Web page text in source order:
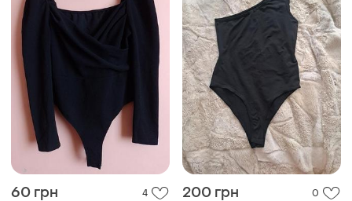
60 грн
65 грн -8%
Shein
Чорне боді з довгим
рукавом
M
200 грн 0
FISHERFIELD
Чорний боді на 1 плече 38
38